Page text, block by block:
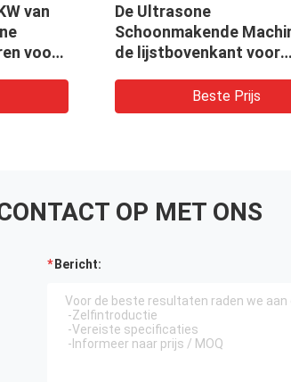
van
voor
De Ultrasone
Schoonmakende
de lijstbovenkant voor
Beste Prijs
OP MET ONS
Bericht: